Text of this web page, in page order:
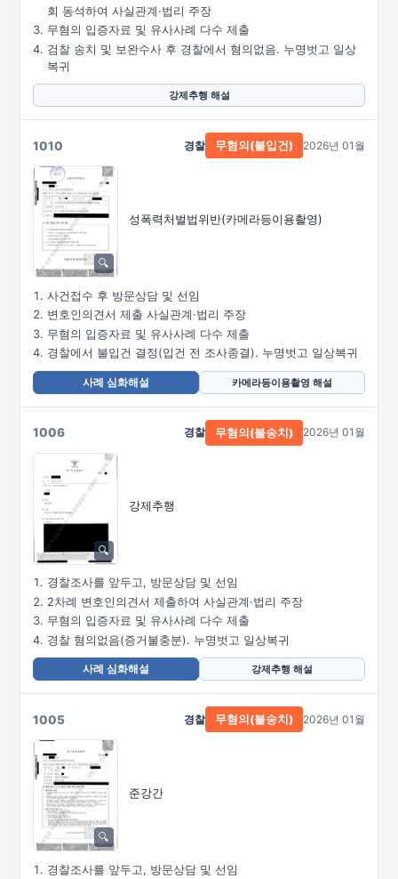
회 동석하여 사실관계·법리 주장
무혐의 입증자료 및 유사사례 다수 제출
검찰 송치 및 보완수사 후 경찰에서 혐의없음. 누명벗고 일상
복귀
강제추행 해설
1010
성폭력처벌법위반(카메라등이용촬영)
경찰 무혐의(불입건) 2026년 01월
사건접수 후 방문상담 및 선임
변호인의견서 제출 사실관계·법리 주장
무혐의 입증자료 및 유사사례 다수 제출
경찰에서 불입건 결정(입건 전 조사종결). 누명벗고 일상복귀
사례 심화해설 카메라등이용촬영 해설
1006
강제추행
경찰 무혐의(불송치) 2026년 01월
경찰조사를 앞두고, 방문상담 및 선임
2차례 변호인의견서 제출하여 사실관계·법리 주장
무혐의 입증자료 및 유사사례 다수 제출
경찰 혐의없음(증거불충분). 누명벗고 일상복귀
사례 심화해설 강제추행 해설
1005
준강간
경찰 무혐의(불송치) 2026년 01월
경찰조사를 앞두고, 방문상담 및 선임